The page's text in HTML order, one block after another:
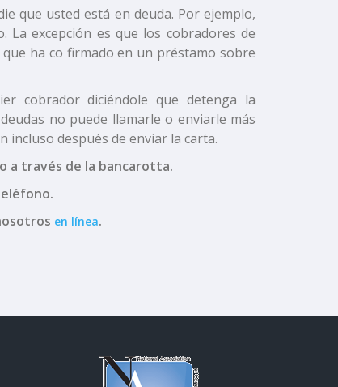
que usted está en deuda. Por ejemplo,
La excepción es que los cobradores de
ha co firmado en un préstamo sobre
cobrador diciéndole que detenga la
no puede llamarle o enviarle más
incluso después de enviar la carta.
a través de la bancarotta.
en línea.